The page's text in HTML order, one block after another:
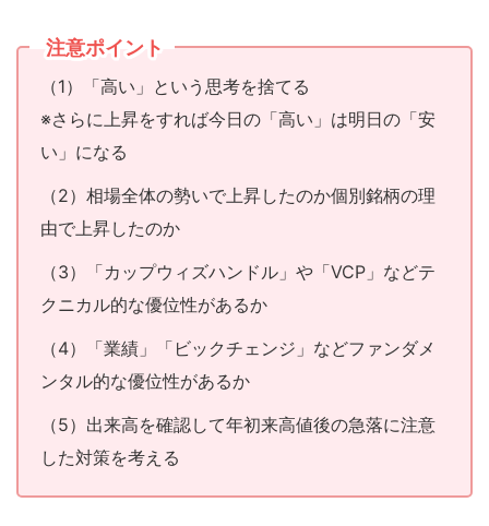
注意ポイント
（1）「高い」という思考を捨てる
※さらに上昇をすれば今日の「高い」は明日の「安
い」になる
（2）相場全体の勢いで上昇したのか個別銘柄の理
由で上昇したのか
（3）「カップウィズハンドル」や「VCP」などテ
クニカル的な優位性があるか
（4）「業績」「ビックチェンジ」などファンダメ
ンタル的な優位性があるか
（5）出来高を確認して年初来高値後の急落に注意
した対策を考える